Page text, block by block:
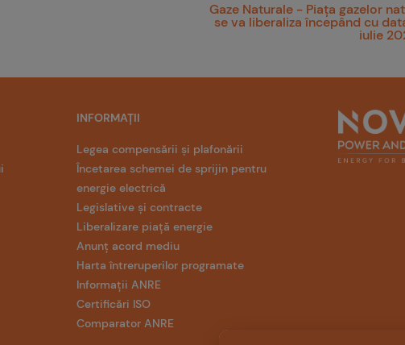
Gaze Naturale - Piața gazelor
se va liberaliza începând cu
iulie
INFORMAȚII
Legea compensării și plafonării
Încetarea schemei de sprijin pentru
energie electrică
Legislative și contracte
Liberalizare piață energie
Anunț acord mediu
Harta întreruperilor programate
Informații ANRE
Certificări ISO
Comparator ANRE